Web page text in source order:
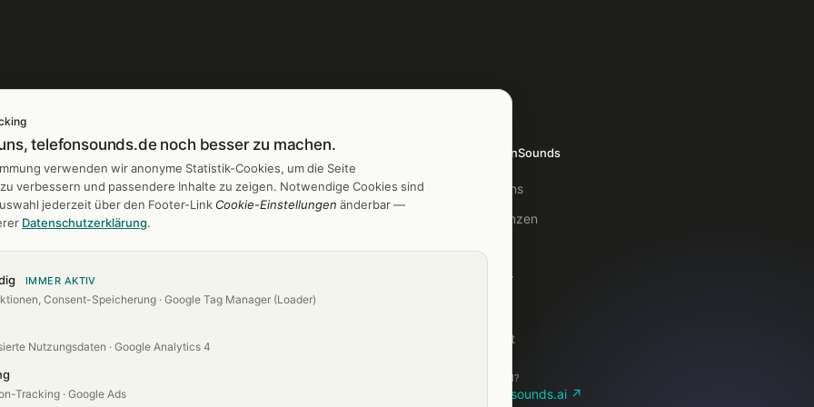
entwerfen
Branchen
Banken & Sparkassen
Hotels & Gastro
Kanzleien
TelefonSounds
Über uns
Referenzen
Blog
Glossar
Kontakt
Lieber KI?
telefonsounds.ai ↗
telefonsounds.de noch besser zu machen.
verwenden wir anonyme Statistik-Cookies, um die Seite
verbessern und passendere Inhalte zu zeigen. Notwendige Cookies sind
jederzeit über den Footer-Link Cookie-Einstellungen änderbar —
Datenschutzerklärung.
IMMER AKTIV
Consent-Speicherung · Google Tag Manager (Loader)
Nutzungsdaten · Google Analytics 4
Tracking · Google Ads